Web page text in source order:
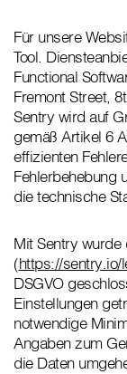
Für unsere
Tool.
Functional
Fremont Street,
Sentry wird auf
gemäß Artikel 6
effizienten
Fehlerbehebung
die technische
Mit Sentry
(https://sentry.io/
DSGVO
Einstellungen
notwendige
Angaben zum
die Daten